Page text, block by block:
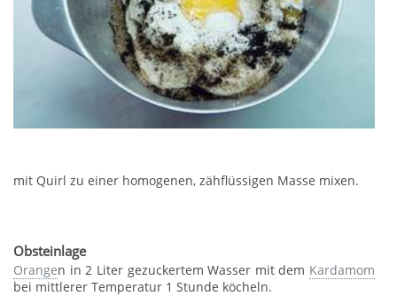
mit Quirl zu einer homogenen, zähflüssigen Masse mixen.
Obsteinlage
Orangen in 2 Liter gezuckertem Wasser mit dem Kardamom
bei mittlerer Temperatur 1 Stunde köcheln.